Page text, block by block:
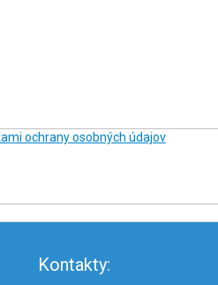
ochrany osobných údajov
Kontakty: